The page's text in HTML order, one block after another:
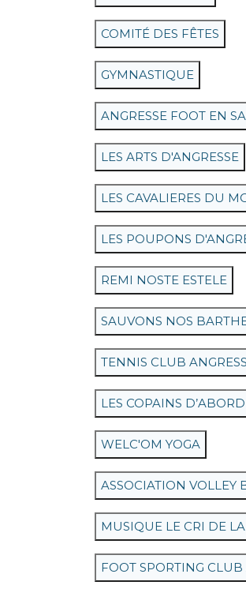
COMITÉ DES FÊTES
GYMNASTIQUE
ANGRESSE FOOT EN
LES ARTS D'ANGRESSE
LES CAVALIERES DU
LES POUPONS
REMI NOSTE ESTELE
SAUVONS NOS
TENNIS CLUB
LES COPAINS
WELC'OM YOGA
ASSOCIATION VOLLEY
MUSIQUE LE CRI DE
FOOT SPORTING CLUB